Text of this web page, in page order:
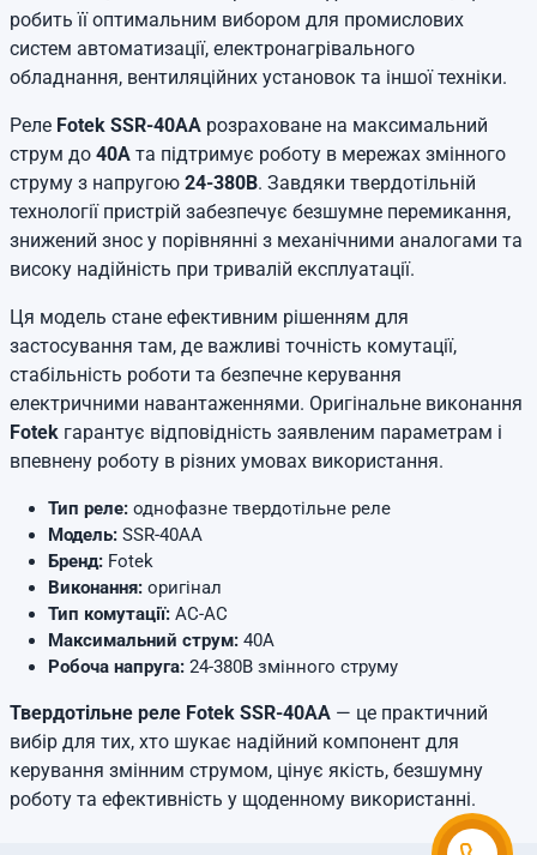
робить її оптимальним вибором для промислових
систем автоматизації, електронагрівального
обладнання, вентиляційних установок та іншої техніки.
Реле Fotek SSR-40AA розраховане на максимальний
струм до 40А та підтримує роботу в мережах змінного
струму з напругою 24-380В. Завдяки твердотільній
технології пристрій забезпечує безшумне перемикання,
знижений знос у порівнянні з механічними аналогами та
високу надійність при тривалій експлуатації.
Ця модель стане ефективним рішенням для
застосування там, де важливі точність комутації,
стабільність роботи та безпечне керування
електричними навантаженнями. Оригінальне виконання
Fotek гарантує відповідність заявленим параметрам і
впевнену роботу в різних умовах використання.
Тип реле: однофазне твердотільне реле
Модель: SSR-40AA
Бренд: Fotek
Виконання: оригінал
Тип комутації: AC-AC
Максимальний струм: 40А
Робоча напруга: 24-380В змінного струму
Твердотільне реле Fotek SSR-40AA — це практичний
вибір для тих, хто шукає надійний компонент для
керування змінним струмом, цінує якість, безшумну
роботу та ефективність у щоденному використанні.